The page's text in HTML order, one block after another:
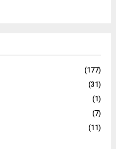
(177)
(31)
(1)
(7)
(11)